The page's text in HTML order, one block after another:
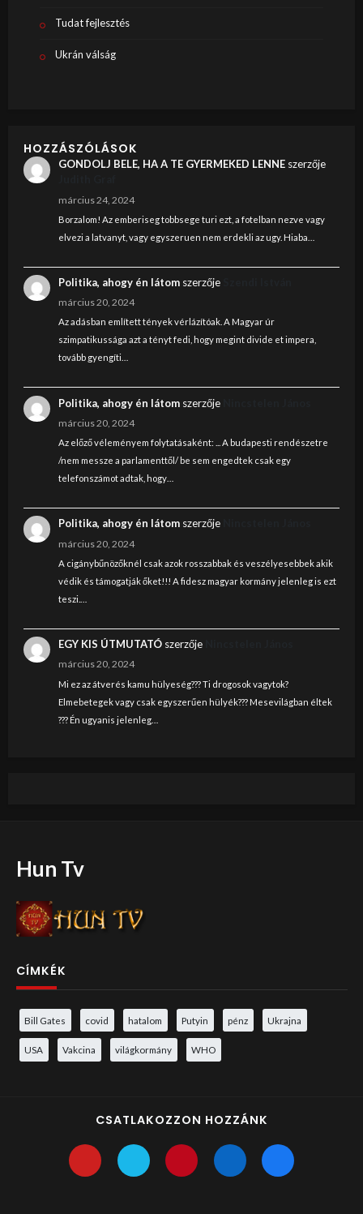
Tudat fejlesztés
Ukrán válság
HOZZÁSZÓLÁSOK
GONDOLJ BELE, HA A TE GYERMEKED LENNEszerzője
március 24, 2024
Borzalom! Az emberiseg tobbsege turi ezt, a fotelban nezve vagy
elvezi a latvanyt, vagy egyszeruen nem erdekli az ugy. Hiaba…
Politika, ahogy én látomszerzője
március 20, 2024
Az adásban említett tények vérlázítóak. A Magyar úr
szimpatikussága azt a tényt fedi, hogy megint divide et impera,
tovább gyengíti…
Politika, ahogy én látomszerzője
március 20, 2024
Az előző véleményem folytatásaként: ... A budapesti rendészetre
/nem messze a parlamenttől/ be sem engedtek csak egy
telefonszámot adtak, hogy…
Politika, ahogy én látomszerzője
március 20, 2024
A cigánybűnözőknél csak azok rosszabbak és veszélyesebbek akik
védik és támogatják őket!!! A fidesz magyar kormány jelenleg is ezt
teszi.…
EGY KIS ÚTMUTATÓszerzője
március 20, 2024
Mi ez az átverés kamu hülyeség??? Ti drogosok vagytok?
Elmebetegek vagy csak egyszerűen hülyék??? Mesevilágban éltek
??? Én ugyanis jelenleg…
Hun Tv
CÍMKÉK
Bill Gates covid hatalom Putyin pénz Ukrajna
USA Vakcina világkormány WHO
CSATLAKOZZON HOZZÁNK